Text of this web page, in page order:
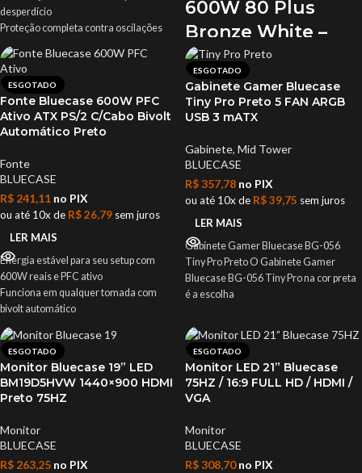
desperdício
Proteção completa contra oscilações
com sistemas OVP, UVP, OCP, OPP e
SCP
Instalação organizada e visual clean
com cabos flat pretos que facilitam o
fluxo de ar
Ventilador silencioso de 120mm
Compatível com placas de vídeo
graças aos conectores essenciais
Produto novo com nota fiscal e garantia
para sua tranquilidade
600W 80 Plus
Bronze White –
Potência real com
visual clean
A Bluecase EZ8898B-600WBX White
entrega 600W reais de potência com
clean em branco e um conjunto
eficiência, segurança e estilo no seu
setup.
ComPFC ativo
ventilador silencioso de 120mm,
essa fonte foi feita pra manter seu
sistema estável até nas batalhas mais
intensas. Os
combinam bem com setups all white ou
builds minimalistas.
ESGOTADO
Fonte Bluecase 600W PFC
Ativo ATX PS/2 C/Cabo Bivolt
Automático Preto
Fonte
BLUECASE
R$ 241,11 no PIX
ou até 10x de R$26,79 sem juros
LER MAIS
Energia estável para seu setup com
600W reais e PFC ativo
Funciona em qualquer tomada com
bivolt automático
Ventoinha de 120mm mantém o
sistema fresco e silencioso
Cabos flat e com sleeve facilitam a
organização interna
Proteções internas garantem
segurança contra sobrecargas e curtos
de 12 meses
ESGOTADO
Gabinete Gamer Bluecase
Tiny Pro Preto 5 FAN ARGB
USB 3 mATX
Gabinete, Mid Tower
BLUECASE
R$357,78 no PIX
ou até 10x de R$39,75 sem juros
LER MAIS
Gabinete Gamer Bluecase BG-056
Tiny Pro Preto O Gabinete Gamer
Bluecase BG-056 Tiny Pro na cor preta
é a escolha
ESGOTADO
Monitor Bluecase 19” LED
BM19D5HVW 1440×900 HDMI
Preto 75HZ
Monitor
BLUECASE
R$ 263,25 no PIX
ESGOTADO
Monitor LED 21” Bluecase
75HZ / 16:9 FULL HD / HDMI /
VGA
Monitor
BLUECASE
R$308,70no PIX